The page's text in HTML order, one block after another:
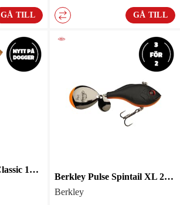
GÅ TILL GÅ TILL
Marttiini Filékniv Classic 19 cm
Berkley Pulse Spintail XL 28 g
Berkley